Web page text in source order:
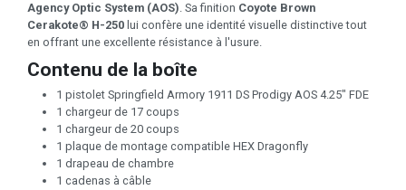
Agency Optic System (AOS). Sa finition Coyote Brown
Cerakote® H-250 lui confère une identité visuelle distinctive tout
en offrant une excellente résistance à l'usure.
Contenu de la boîte
1 pistolet Springfield Armory 1911 DS Prodigy AOS 4.25" FDE
1 chargeur de 17 coups
1 chargeur de 20 coups
1 plaque de montage compatible HEX Dragonfly
1 drapeau de chambre
1 cadenas à câble